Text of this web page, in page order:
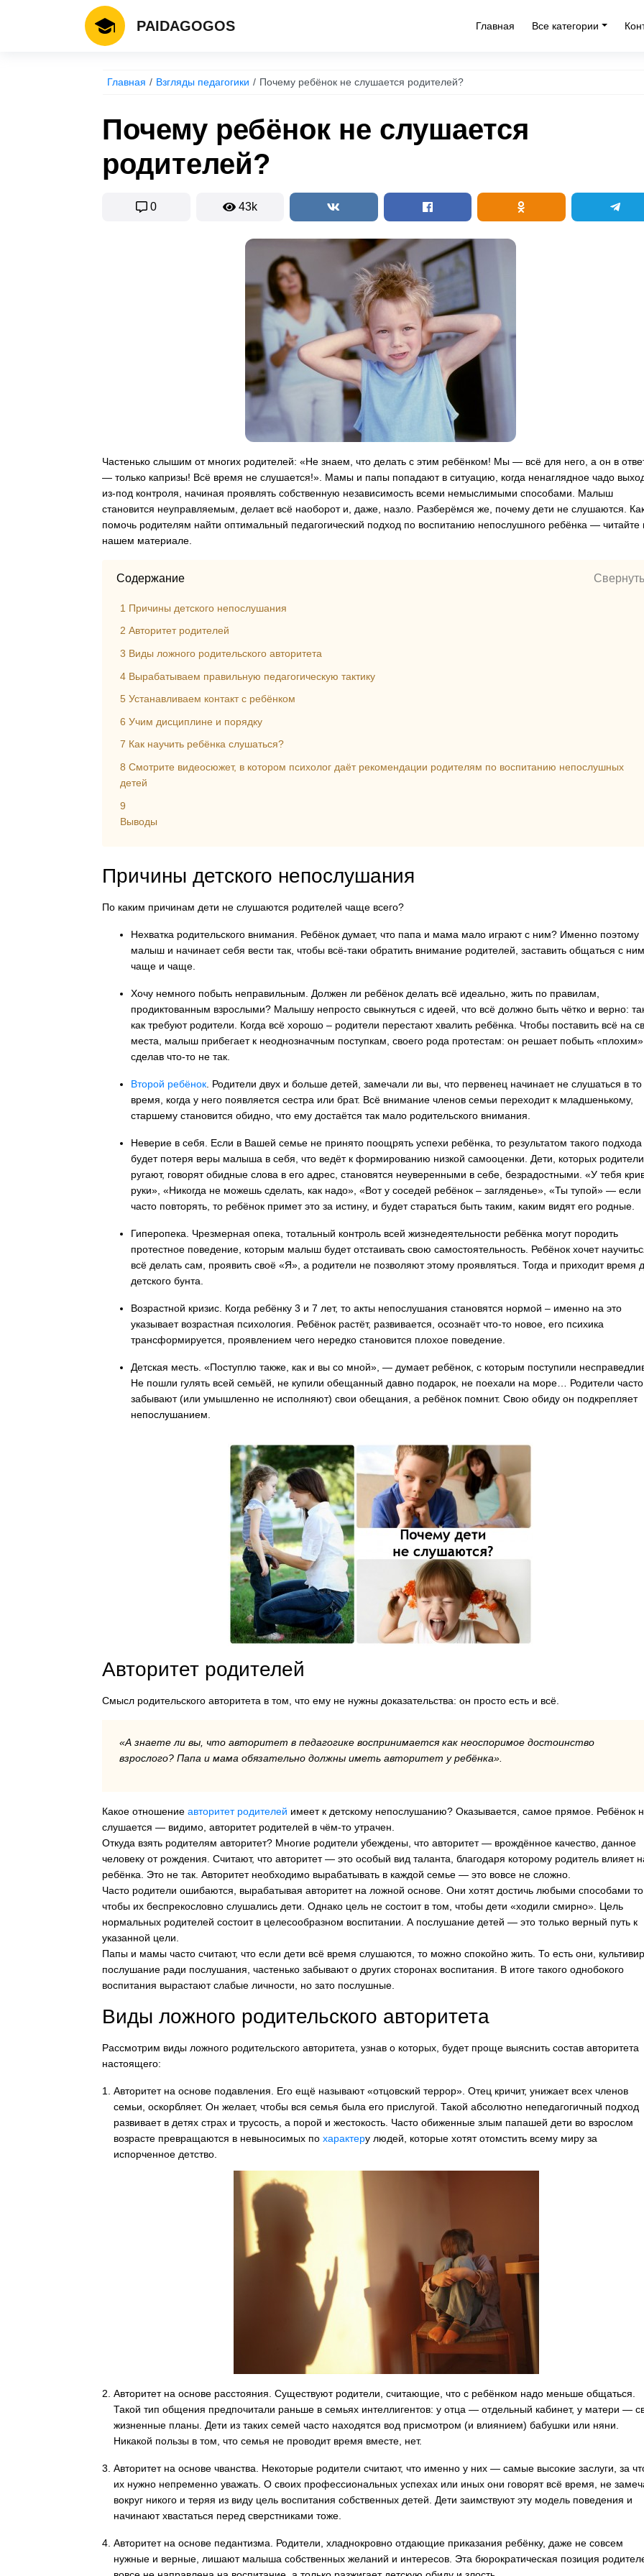
PAIDAGOGOS Главная Все категории
Главная Взгляды педагогики Почему ребёнок не слушается родителей?
Почему ребёнок не слушается
родителей?
0 43k
Частенько слышим от многих родителей: «Не знаем, что делать с этим ребёнком! Мы — всё для него, а он в
— только капризы! Всё время не слушается!». Мамы и папы попадают в ситуацию, когда ненаглядное чадо
из-под контроля, начиная проявлять собственную независимость всеми немыслимыми способами. Малыш
становится неуправляемым, делает всё наоборот и, даже, назло. Разберёмся же, почему дети не слушаются.
помочь родителям найти оптимальный педагогический подход по воспитанию непослушного ребёнка — читайте
нашем материале.
Содержание Свернуть
1 Причины детского непослушания
2 Авторитет родителей
3 Виды ложного родительского авторитета
4Вырабатываем правильную педагогическую тактику
5Устанавливаем контакт с ребёнком
6 Учим дисциплине и порядку
7 Как научить ребёнка слушаться?
8 Смотрите видеосюжет, в котором психолог даёт рекомендации родителям по воспитанию непослушных
детей
9
Выводы
Причины детского непослушания
По каким причинам дети не слушаются родителей чаще всего?
Нехватка родительского внимания. Ребёнок думает, что папа и мама мало играют с ним? Именно поэтому
малыш и начинает себя вести так, чтобы всё-таки обратить внимание родителей, заставить общаться с ним
чаще и чаще.
Хочу немного побыть неправильным. Должен ли ребёнок делать всё идеально, жить по правилам,
продиктованным взрослыми? Малышу непросто свыкнуться с идеей, что всё должно быть чётко и верно:
как требуют родители. Когда всё хорошо – родители перестают хвалить ребёнка. Чтобы поставить всё на
места, малыш прибегает к неоднозначным поступкам, своего рода протестам: он решает побыть
сделав что-то не так.
Второй ребёнок. Родители двух и больше детей, замечали ли вы, что первенец начинает не слушаться в то
время, когда у него появляется сестра или брат. Всё внимание членов семьи переходит к младшенькому,
старшему становится обидно, что ему достаётся так мало родительского внимания.
Неверие в себя. Если в Вашей семье не принято поощрять успехи ребёнка, то результатом такого подхода
будет потеря веры малыша в себя, что ведёт к формированию низкой самооценки. Дети, которых родители
ругают, говорят обидные слова в его адрес, становятся неуверенными в себе, безрадостными. «У тебя
руки», «Никогда не можешь сделать, как надо», «Вот у соседей ребёнок – загляденье», «Ты тупой» — если
часто повторять, то ребёнок примет это за истину, и будет стараться быть таким, каким видят его родные.
Гиперопека. Чрезмерная опека, тотальный контроль всей жизнедеятельности ребёнка могут породить
протестное поведение, которым малыш будет отстаивать свою самостоятельность. Ребёнок хочет
всё делать сам, проявить своё «Я», а родители не позволяют этому проявляться. Тогда и приходит время
детского бунта.
Возрастной кризис. Когда ребёнку 3 и 7 лет, то акты непослушания становятся нормой – именно на это
указывает возрастная психология. Ребёнок растёт, развивается, осознаёт что-то новое, его психика
трансформируется, проявлением чего нередко становится плохое поведение.
Детская месть. «Поступлю также, как и вы со мной», — думает ребёнок, с которым поступили
Не пошли гулять всей семьёй, не купили обещанный давно подарок, не поехали на море… Родители часто
забывают (или умышленно не исполняют) свои обещания, а ребёнок помнит. Свою обиду он подкрепляет
непослушанием.
Авторитет родителей
Смысл родительского авторитета в том, что ему не нужны доказательства: он просто есть и всё.
«А знаете ли вы, что авторитет в педагогике воспринимается как неоспоримое достоинство
взрослого? Папа и мама обязательно должны иметь авторитет у ребёнка».
Какое отношение авторитет родителей имеет к детскому непослушанию? Оказывается, самое прямое. Ребёнок
слушается — видимо, авторитет родителей в чём-то утрачен.
Откуда взять родителям авторитет? Многие родители убеждены, что авторитет — врождённое качество, данное
человеку от рождения. Считают, что авторитет — это особый вид таланта, благодаря которому родитель влияет
ребёнка. Это не так. Авторитет необходимо вырабатывать в каждой семье — это вовсе не сложно.
Часто родители ошибаются, вырабатывая авторитет на ложной основе. Они хотят достичь любыми способами
чтобы их беспрекословно слушались дети. Однако цель не состоит в том, чтобы дети «ходили смирно». Цель
нормальных родителей состоит в целесообразном воспитании. А послушание детей — это только верный путь к
указанной цели.
Папы и мамы часто считают, что если дети всё время слушаются, то можно спокойно жить. То есть они,
послушание ради послушания, частенько забывают о других сторонах воспитания. В итоге такого однобокого
воспитания вырастают слабые личности, но зато послушные.
Виды ложного родительского авторитета
Рассмотрим виды ложного родительского авторитета, узнав о которых, будет проще выяснить состав авторитета
настоящего:
Авторитет на основе подавления. Его ещё называют «отцовский террор». Отец кричит, унижает всех членов
семьи, оскорбляет. Он желает, чтобы вся семья была его прислугой. Такой абсолютно непедагогичный подход
развивает в детях страх и трусость, а порой и жестокость. Часто обиженные злым папашей дети во взрослом
возрасте превращаются в невыносимых по характеру людей, которые хотят отомстить всему миру за
испорченное детство.
Авторитет на основе расстояния. Существуют родители, считающие, что с ребёнком надо меньше общаться.
Такой тип общения предпочитали раньше в семьях интеллигентов: у отца — отдельный кабинет, у матери —
жизненные планы. Дети из таких семей часто находятся вод присмотром (и влиянием) бабушки или няни.
Никакой пользы в том, что семья не проводит время вместе, нет.
Авторитет на основе чванства. Некоторые родители считают, что именно у них — самые высокие заслуги, за
их нужно непременно уважать. О своих профессиональных успехах или иных они говорят всё время, не
вокруг никого и теряя из виду цель воспитания собственных детей. Дети заимствуют эту модель поведения и
начинают хвастаться перед сверстниками тоже.
Авторитет на основе педантизма. Родители, хладнокровно отдающие приказания ребёнку, даже не совсем
нужные и верные, лишают малыша собственных желаний и интересов. Эта бюрократическая позиция